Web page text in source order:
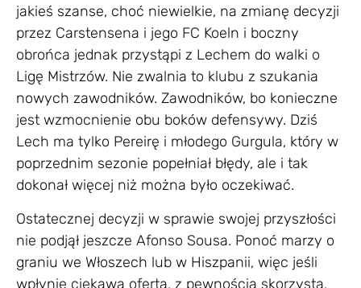
jakieś szanse, choć niewielkie, na zmianę decyzji
przez Carstensena i jego FC Koeln i boczny
obrońca jednak przystąpi z Lechem do walki o
Ligę Mistrzów. Nie zwalnia to klubu z szukania
nowych zawodników. Zawodników, bo konieczne
jest wzmocnienie obu boków defensywy. Dziś
Lech ma tylko Pereirę i młodego Gurgula, który w
poprzednim sezonie popełniał błędy, ale i tak
dokonał więcej niż można było oczekiwać.
Ostatecznej decyzji w sprawie swojej przyszłości
nie podjął jeszcze Afonso Sousa. Ponoć marzy o
graniu we Włoszech lub w Hiszpanii, więc jeśli
wpłynie ciekawa oferta, z pewnością skorzysta,